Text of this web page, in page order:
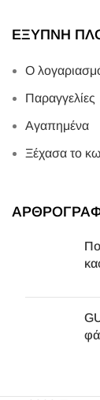
ΕΞΥΠΝΗ
Ο
Παραγγελίες
Αγαπημένα
Ξέχασα το